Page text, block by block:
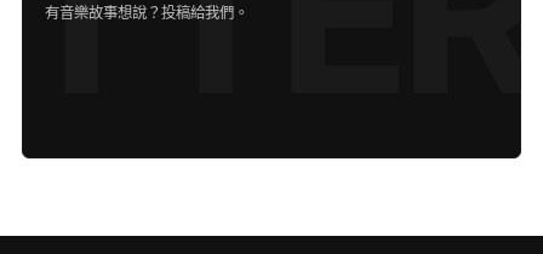
有音樂故事想說？ 投稿給我們 。